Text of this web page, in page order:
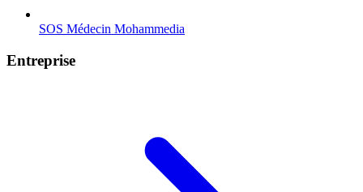
SOS Médecin Mohammedia
Entreprise